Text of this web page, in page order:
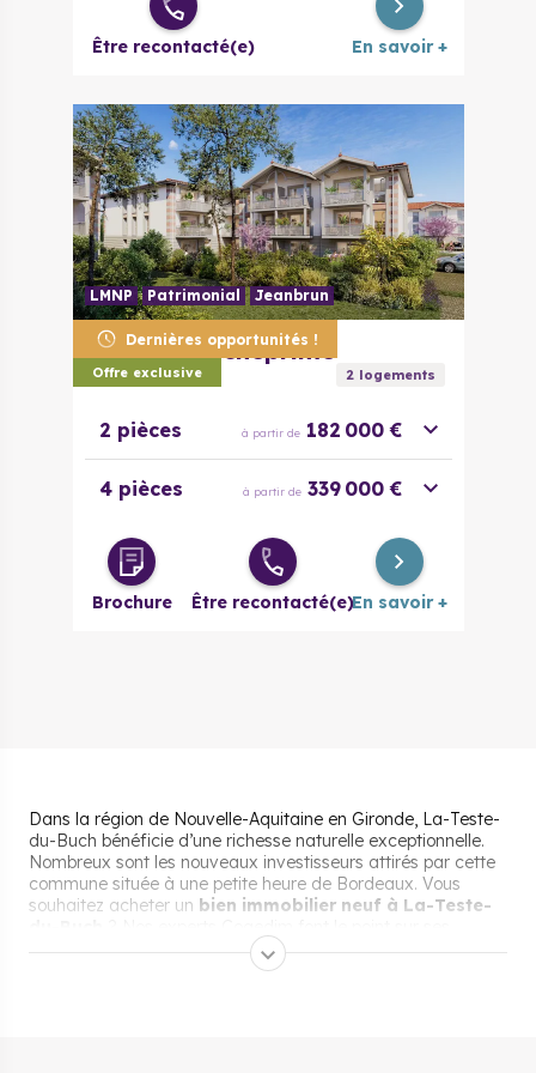
Être recontacté(e) En savoir +
Dernières opportunités !
Offre exclusive
LMNP Patrimonial Jeanbrun
33380 Marcheprime
La Husta 2logements
2 pièces à partir de 182 000 €
4 pièces à partir de 339 000 €
Brochure Être recontacté(e)En savoir +
Dans la région de Nouvelle-Aquitaine en Gironde, La-Teste-
du-Buch bénéficie d’une richesse naturelle exceptionnelle.
Nombreux sont les nouveaux investisseurs attirés par cette
commune située à une petite heure de Bordeaux. Vous
souhaitez acheter un bien immobilier neuf à La-Teste-
différents atouts et sur son marché immobilier.